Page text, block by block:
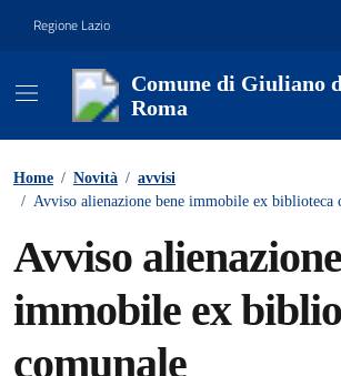
Regione Lazio
Comune di Giuliano
Roma
Home / Novità / avvisi
/ Avviso alienazione bene immobile ex biblioteca
Avviso
immobile ex
comunale